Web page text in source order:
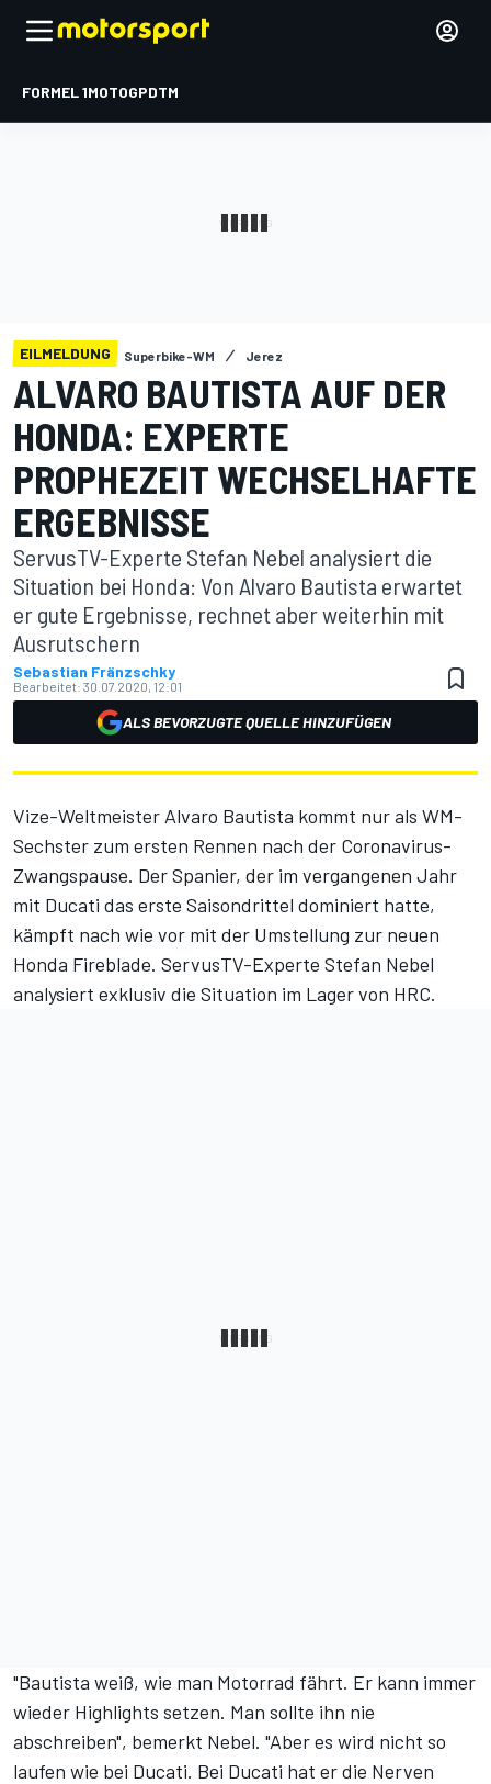
FORMEL 1MOTOGPDTM
EILMELDUNG Superbike-WM Jerez
ALVARO BAUTISTA AUF DER
HONDA: EXPERTE
PROPHEZEIT WECHSELHAFTE
ERGEBNISSE
ServusTV-Experte Stefan Nebel analysiert die
Situation bei Honda: Von Alvaro Bautista erwartet
er gute Ergebnisse, rechnet aber weiterhin mit
Ausrutschern
Sebastian Fränzschky
Bearbeitet: 30.07.2020, 12:01
ALS BEVORZUGTE QUELLE HINZUFÜGEN
Vize-Weltmeister Alvaro Bautista kommt nur als WM-
Sechster zum ersten Rennen nach der Coronavirus-
Zwangspause. Der Spanier, der im vergangenen Jahr
mit Ducati das erste Saisondrittel dominiert hatte,
kämpft nach wie vor mit der Umstellung zur neuen
Honda Fireblade. ServusTV-Experte Stefan Nebel
analysiert exklusiv die Situation im Lager von HRC.
"Bautista weiß, wie man Motorrad fährt. Er kann immer
wieder Highlights setzen. Man sollte ihn nie
abschreiben", bemerkt Nebel. "Aber es wird nicht so
laufen wie bei Ducati. Bei Ducati hat er die Nerven